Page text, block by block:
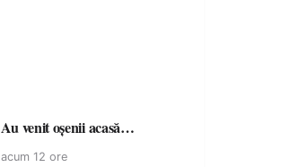
Au venit oșenii acasă…
acum 12 ore